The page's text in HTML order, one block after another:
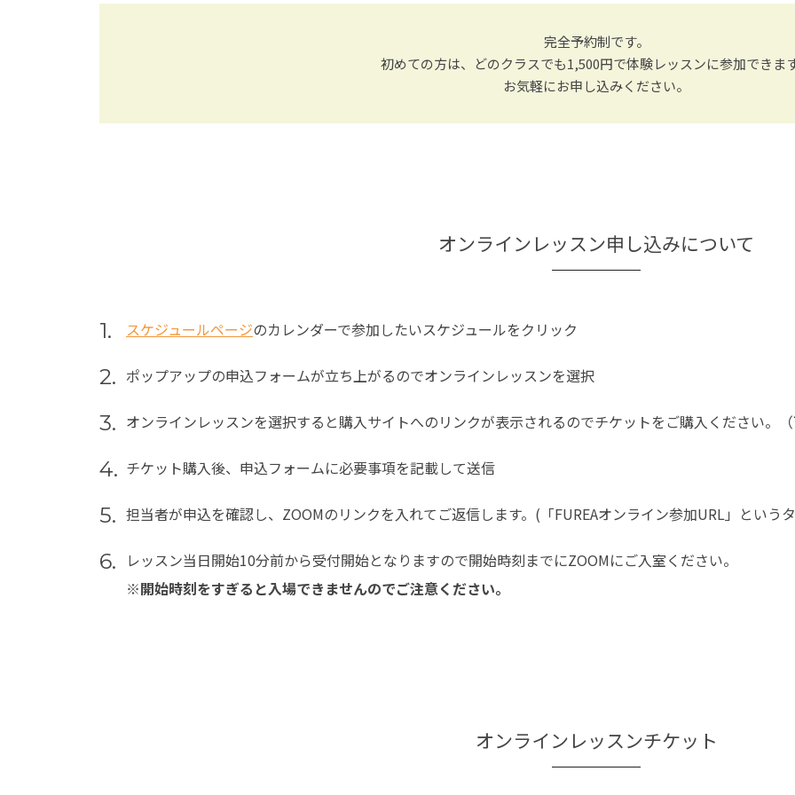
完全予約制です。
初めての方は、どのクラスでも1,500円で体験レッスンに参加できま
お気軽にお申し込みください。
オンラインレッスン申し込みについて
1. スケジュールページのカレンダーで参加したいスケジュールをクリック
2. ポップアップの申込フォームが立ち上がるのでオンラインレッスンを選択
3. オンラインレッスンを選択すると購入サイトへのリンクが表示されるのでチケットをご購入ください。
4. チケット購入後、申込フォームに必要事項を記載して送信
5. 担当者が申込を確認し、ZOOMのリンクを入れてご返信します。(「FUREAオンライン参加URL」という
6.
レッスン当日開始10分前から受付開始となりますので開始時刻までにZOOMにご入室ください。
※開始時刻をすぎると入場できませんのでご注意ください。
オンラインレッスンチケット